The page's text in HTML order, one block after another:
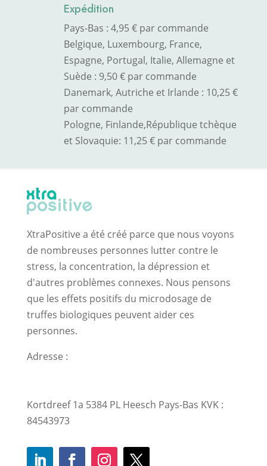
Expédition
Pays-Bas : 4,95 € par commande
Belgique, Luxembourg, France,
Espagne, Portugal, Italie, Allemagne et
Suède : 9,50 € par commande
Danemark, Autriche et Irlande : 10,25 €
par commande
Pologne, Finlande,République tchèque
et Slovaquie: 11,25 € par commande
XtraPositive a été créé parce que nous voyons
de nombreuses personnes lutter contre le
stress, la concentration, la dépression et
d'autres problèmes connexes. Nous pensons
que les effets positifs du microdosage de
truffes biologiques peuvent aider ces
personnes.
Adresse :
Kortdreef 1a 5384 PL Heesch Pays-Bas KVK :
84543973